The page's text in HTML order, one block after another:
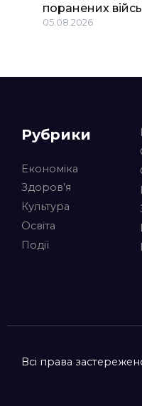
поранених
05.08.2026
Рубрики
Економіка
Здоров’я
Культура
Освіта
Події
Всі права